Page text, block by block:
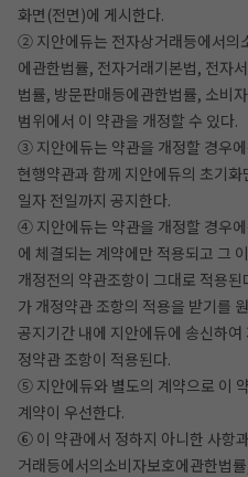
화면(전면)에 게시한다.
② 지안에듀는 전자상거래등에서의
에관한법률, 전자거래기본법, 전자
법률, 방문판매등에관한법률, 소비
범위에서 이 약관을 개정할 수 있다.
③ 지안에듀는 약관을 개정할 경우
현행약관과 함께 지안에듀의 초기
일자 전일까지 공지한다.
④ 지안에듀는 약관을 개정할 경우
에 체결되는 계약에만 적용되고 그
개정전의 약관조항이 그대로 적용
가 개정약관 조항의 적용을 받기를
공지기간 내에 지안에듀에 송신하
정약관 조항이 적용된다.
⑤ 지안에듀와 별도의 계약으로 이
계약이 우선한다.
⑥ 이 약관에서 정하지 아니한 사항
거래등에서의소비자보호에관한법